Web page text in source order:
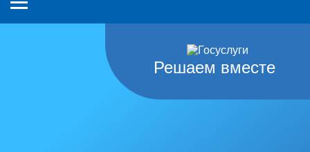
Решаем вместе